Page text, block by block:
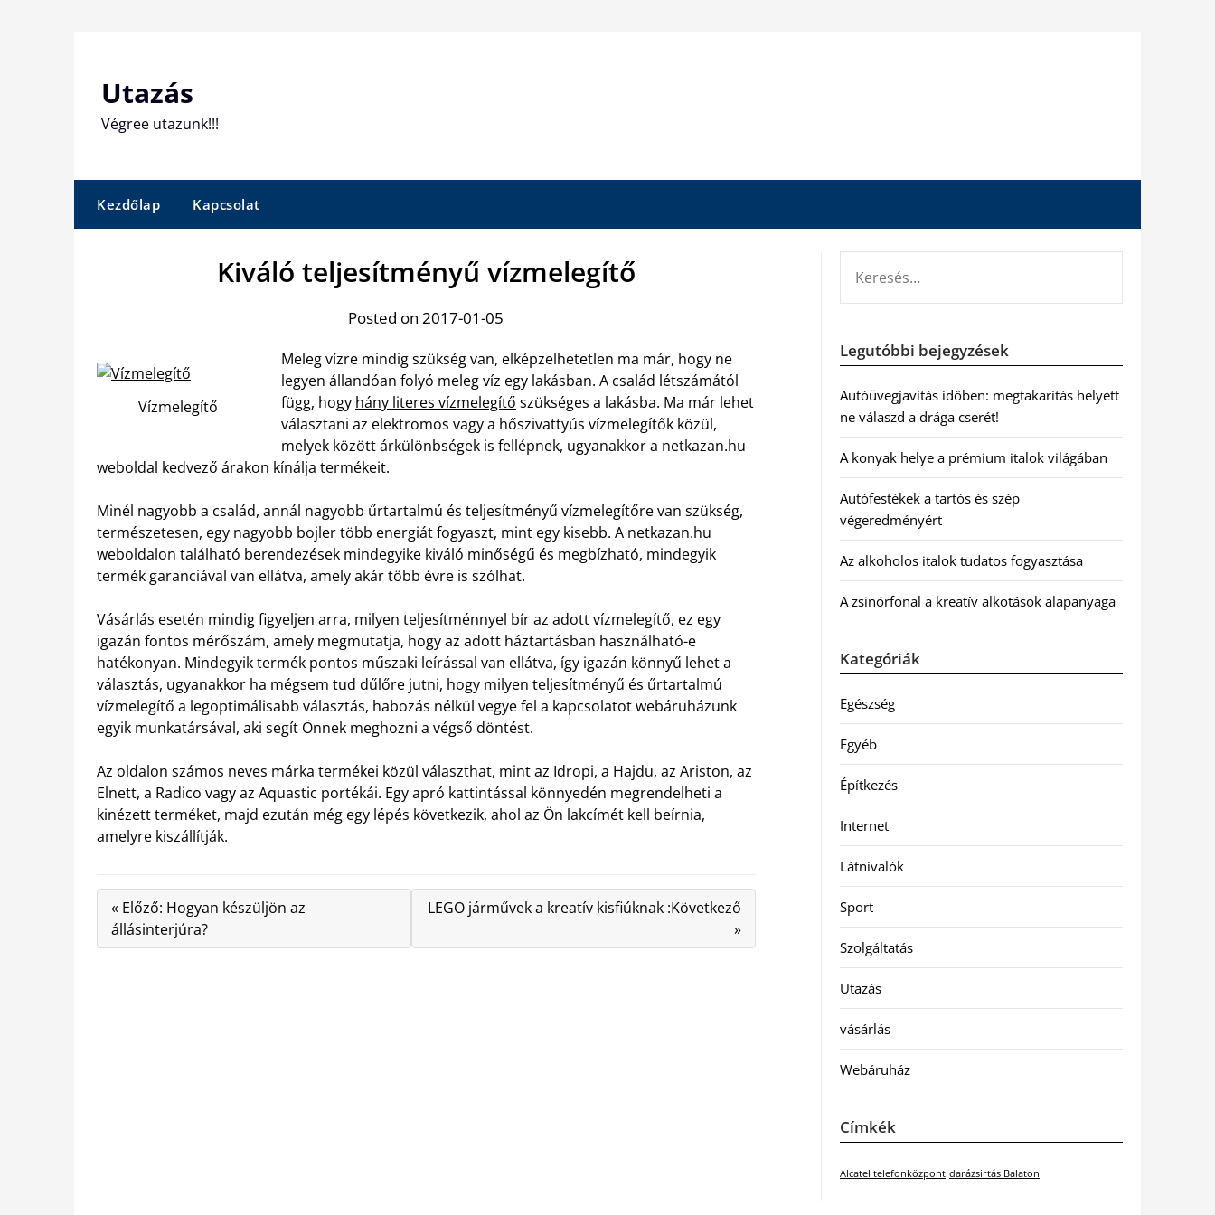
Utazás
Végree utazunk!!!
Kezdőlap Kapcsolat
Kiváló teljesítményű vízmelegítő
Posted on 2017-01-05
Vízmelegítő
Meleg vízre mindig szükség van, elképzelhetetlen ma már, hogy ne
legyen állandóan folyó meleg víz egy lakásban. A család létszámától
függ, hogy hány literes vízmelegítő szükséges a lakásba. Ma már lehet
választani az elektromos vagy a hőszivattyús vízmelegítők közül,
melyek között árkülönbségek is fellépnek, ugyanakkor a netkazan.hu
weboldal kedvező árakon kínálja termékeit.
Minél nagyobb a család, annál nagyobb űrtartalmú és teljesítményű vízmelegítőre van szükség,
természetesen, egy nagyobb bojler több energiát fogyaszt, mint egy kisebb. A netkazan.hu
weboldalon található berendezések mindegyike kiváló minőségű és megbízható, mindegyik
termék garanciával van ellátva, amely akár több évre is szólhat.
Vásárlás esetén mindig figyeljen arra, milyen teljesítménnyel bír az adott vízmelegítő, ez egy
igazán fontos mérőszám, amely megmutatja, hogy az adott háztartásban használható-e
hatékonyan. Mindegyik termék pontos műszaki leírással van ellátva, így igazán könnyű lehet a
választás, ugyanakkor ha mégsem tud dűlőre jutni, hogy milyen teljesítményű és űrtartalmú
vízmelegítő a legoptimálisabb választás, habozás nélkül vegye fel a kapcsolatot webáruházunk
egyik munkatársával, aki segít Önnek meghozni a végső döntést.
Az oldalon számos neves márka termékei közül választhat, mint az Idropi, a Hajdu, az Ariston, az
Elnett, a Radico vagy az Aquastic portékái. Egy apró kattintással könnyedén megrendelheti a
kinézett terméket, majd ezután még egy lépés következik, ahol az Ön lakcímét kell beírnia,
amelyre kiszállítják.
« Előző: Hogyan készüljön az
állásinterjúra?
LEGO járművek a kreatív kisfiúknak :Következő
»
Legutóbbi bejegyzések
Autóüvegjavítás időben: megtakarítás helyett
ne válaszd a drága cserét!
A konyak helye a prémium italok világában
Autófestékek a tartós és szép
végeredményért
Az alkoholos italok tudatos fogyasztása
A zsinórfonal a kreatív alkotások alapanyaga
Kategóriák
Egészség
Egyéb
Építkezés
Internet
Látnivalók
Sport
Szolgáltatás
Utazás
vásárlás
Webáruház
Címkék
Alcatel telefonközpont darázsirtás Balaton